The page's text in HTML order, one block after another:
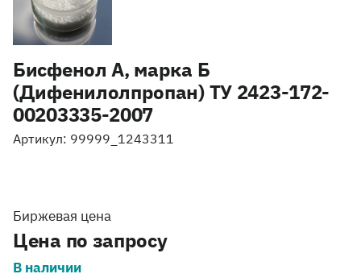
Бисфенол А, марка Б
(Дифенилолпропан) ТУ 2423-172-
00203335-2007
Артикул: 99999_1243311
Биржевая цена
Цена по запросу
В наличии